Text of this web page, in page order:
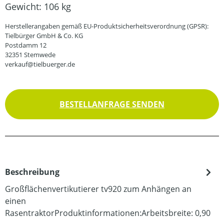
Gewicht: 106 kg
Herstellerangaben gemäß EU-Produktsicherheitsverordnung (GPSR):
Tielbürger GmbH & Co. KG
Postdamm 12
32351 Stemwede
verkauf@tielbuerger.de
BESTELLANFRAGE SENDEN
Beschreibung
Großflächenvertikutierer tv920 zum Anhängen an
einen
RasentraktorProduktinformationen:Arbeitsbreite: 0,90